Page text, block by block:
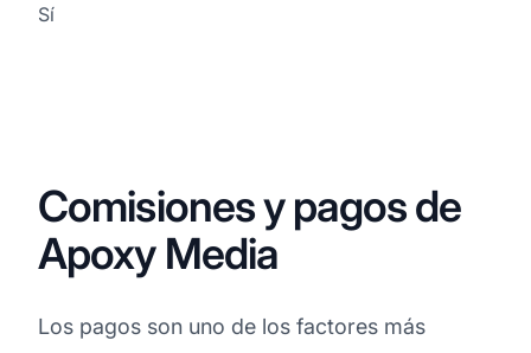
Sí
Comisiones y pagos de
Apoxy Media
Los pagos son uno de los factores más